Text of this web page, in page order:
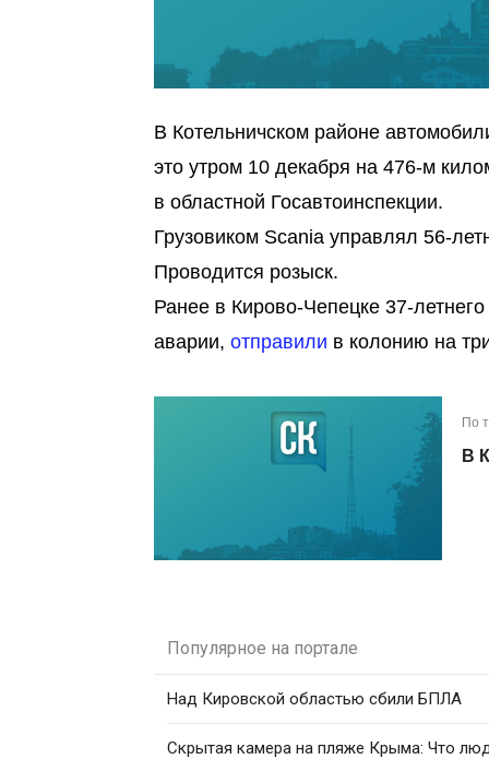
В Котельничском районе
это утром 10 декабря на 476-м
в областной Госавтоинспекции.
Грузовиком Scania управлял 56-
Проводится розыск.
Ранее в Кирово-Чепецке 37-
аварии, отправили в колонию на
По
В
Популярное на портале
Над Кировской областью сбили БПЛА
Скрытая камера на пляже Крыма: Что